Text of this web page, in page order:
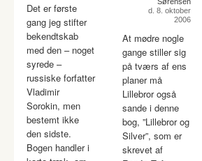
Det er første
gang jeg stifter
bekendtskab
med den – noget
syrede –
russiske forfatter
Vladimir
Sorokin, men
bestemt ikke
den sidste.
Bogen handler i
d. 8. oktober
2006
At mødre nogle
gange stiller sig
på tværs af ens
planer må
Lillebror også
sande i denne
bog, ”Lillebror og
Silver”, som er
skrevet af